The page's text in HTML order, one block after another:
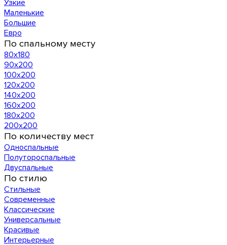
Узкие
Маленькие
Большие
Евро
По спальному месту
80х180
90х200
100х200
120x200
140х200
160х200
180х200
200х200
По количеству мест
Односпальные
Полутороспальные
Двуспальные
По стилю
Стильные
Современные
Классические
Универсальные
Красивые
Интерьерные